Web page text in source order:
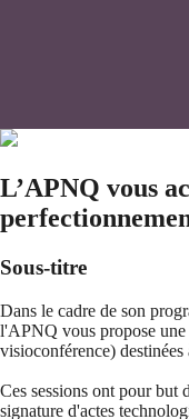
L’APNQ vous
Sous-titre
Dans le cadre de son
l'APNQ vous propose une
visioconférence)
Ces sessions ont pour but
signature d'actes